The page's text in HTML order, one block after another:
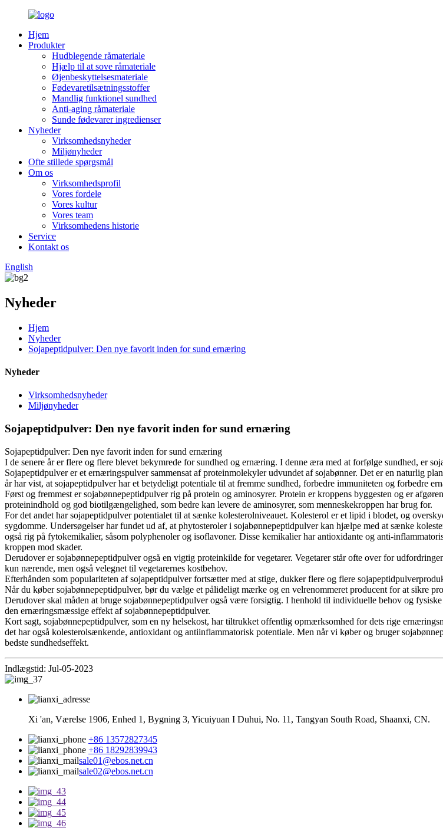
Hjem
Produkter
Hudblegende råmateriale
Hjælp til at sove råmateriale
Øjenbeskyttelsesmateriale
Fødevaretilsætningsstoffer
Mandlig funktionel sundhed
Anti-aging råmateriale
Sunde fødevarer ingredienser
Nyheder
Virksomhedsnyheder
Miljønyheder
Ofte stillede spørgsmål
Om os
Virksomhedsprofil
Vores fordele
Vores kultur
Vores team
Virksomhedens historie
Service
Kontakt os
English
Nyheder
Hjem
Nyheder
Sojapeptidpulver: Den nye favorit inden for sund ernæring
Nyheder
Virksomhedsnyheder
Miljønyheder
Sojapeptidpulver: Den nye favorit inden for sund ernæring
Sojapeptidpulver: Den nye favorit inden for sund ernæring
I de senere år er flere og flere blevet bekymrede for sundhed og ernæring. I denne æra med at forfølge sundhed, er
Sojapeptidpulver er et ernæringspulver sammensat af proteinmolekyler udvundet af sojabønner. Det er en naturlig
år har vist, at sojapeptidpulver har et betydeligt potentiale til at fremme sundhed, forbedre immuniteten og forbedre
Først og fremmest er sojabønnepeptidpulver rig på protein og aminosyrer. Protein er kroppens byggesten og er
proteinindhold og god biotilgængelighed, som bedre kan levere de aminosyrer, som menneskekroppen har brug for.
For det andet har sojapeptidpulver potentialet til at sænke kolesterolniveauet. Kolesterol er et lipid i blodet, og
sygdomme. Undersøgelser har fundet ud af, at phytosteroler i sojabønnepeptidpulver kan hjælpe med at sænke
også rig på fytokemikalier, såsom polyphenoler og isoflavoner. Disse kemikalier har antioxidante og anti-
kroppen mod skader.
Derudover er sojabønnepeptidpulver også en vigtig proteinkilde for vegetarer. Vegetarer står ofte over for
kun nærende, men også velegnet til vegetarernes kostbehov.
Efterhånden som populariteten af ​​sojapeptidpulver fortsætter med at stige, dukker flere og flere
Når du køber sojabønnepeptidpulver, bør du vælge et pålideligt mærke og en velrenommeret producent for at sikre
Derudover skal måden at bruge sojabønnepeptidpulver også være forsigtig. I henhold til individuelle behov og
den ernæringsmæssige effekt af sojabønnepeptidpulver.
Kort sagt, sojabønnepeptidpulver, som en ny helsekost, har tiltrukket offentlig opmærksomhed for dets rige
det har også kolesterolsænkende, antioxidant og antiinflammatorisk potentiale. Men når vi køber og bruger
bedste sundhedseffekt.
Indlægstid: Jul-05-2023
Xi 'an, Værelse 1906, Enhed 1, Bygning 3, Yicuiyuan I Duhui, No. 11, Tangyan South Road, Shaanxi, CN.
+86 13572827345
+86 18292839943
sale01@ebos.net.cn
sale02@ebos.net.cn